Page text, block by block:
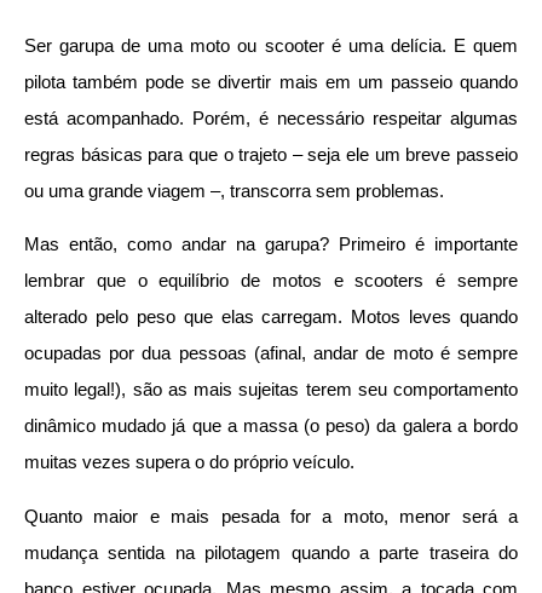
Ser garupa de uma moto ou scooter é uma delícia. E quem
pilota também pode se divertir mais em um passeio quando
está acompanhado. Porém, é necessário respeitar algumas
regras básicas para que o trajeto – seja ele um breve passeio
ou uma grande viagem –, transcorra sem problemas.
Mas então, como andar na garupa? Primeiro é importante
lembrar que o equilíbrio de motos e scooters é sempre
alterado pelo peso que elas carregam. Motos leves quando
ocupadas por dua pessoas (afinal, andar de moto é sempre
muito legal!), são as mais sujeitas terem seu comportamento
dinâmico mudado já que a massa (o peso) da galera a bordo
muitas vezes supera o do próprio veículo.
Quanto maior e mais pesada for a moto, menor será a
mudança sentida na pilotagem quando a parte traseira do
banco estiver ocupada. Mas mesmo assim, a tocada com